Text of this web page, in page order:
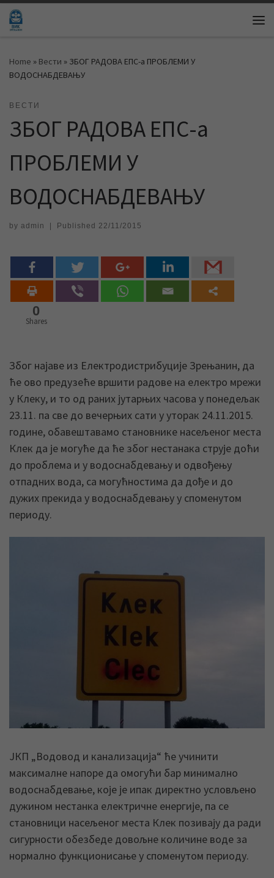
Skip to content
Home » Вести » ЗБОГ РАДОВА ЕПС-а ПРОБЛЕМИ У
ВОДОСНАБДЕВАЊУ
ВЕСТИ
ЗБОГ РАДОВА ЕПС-а
ПРОБЛЕМИ У
ВОДОСНАБДЕВАЊУ
by admin | Published 22/11/2015
0
Shares
Због најаве из Електродистрибуције Зрењанин, да
ће ово предузеће вршити радове на електро мрежи
у Клеку, и то од раних јутарњих часова у понедељак
23.11. па све до вечерњих сати у уторак 24.11.2015.
године, обавештавамо становнике насељеног места
Клек да је могуће да ће због нестанака струје доћи
до проблема и у водоснабдевању и одвођењу
отпадних вода, са могућностима да дође и до
дужих прекида у водоснабдевању у споменутом
периоду.
ЈКП „Водовод и канализација“ ће учинити
максималне напоре да омогући бар минимално
водоснабдевање, које је ипак директно условљено
дужином нестанка електричне енергије, па се
становници насељеног места Клек позивају да ради
сигурности обезбеде довољне количине воде за
нормално функционисање у споменутом периоду.